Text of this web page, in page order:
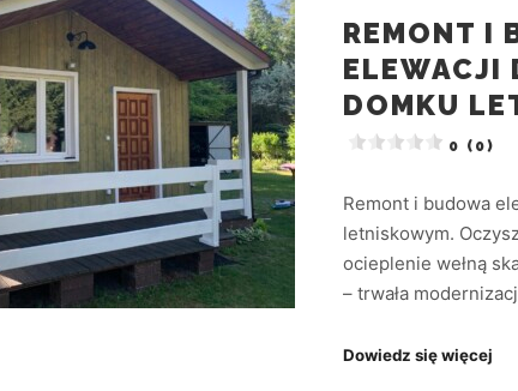
REMONT I
ELEWACJI
DOMKU
0 (0)
Remont i budowa
letniskowym.
ocieplenie wełną
– trwała
Dowiedz się więcej